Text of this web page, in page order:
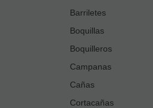
Barriletes
Boquillas
Boquilleros
Campanas
Cañas
Cortacañas